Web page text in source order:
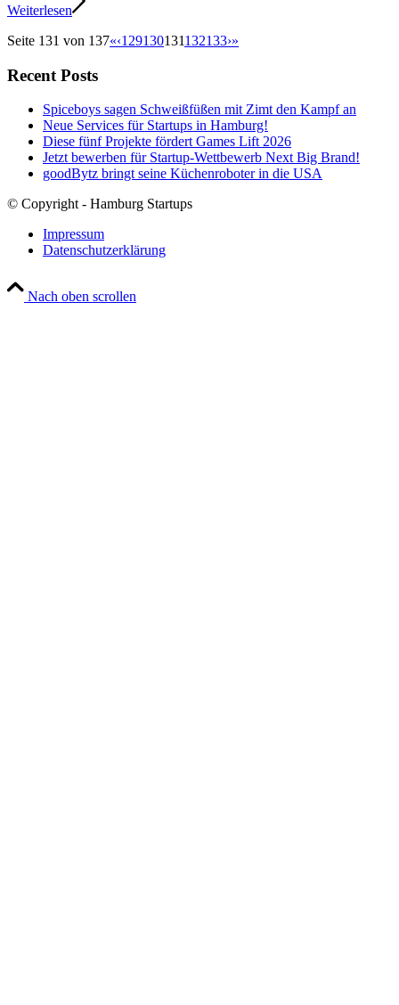
Weiterlesen
Seite 131 von 137«‹129130131132133›»
Recent Posts
Spiceboys sagen Schweißfüßen mit Zimt den Kampf an
Neue Services für Startups in Hamburg!
Diese fünf Projekte fördert Games Lift 2026
Jetzt bewerben für Startup-Wettbewerb Next Big Brand!
goodBytz bringt seine Küchenroboter in die USA
© Copyright - Hamburg Startups
Impressum
Datenschutzerklärung
Nach oben scrollen